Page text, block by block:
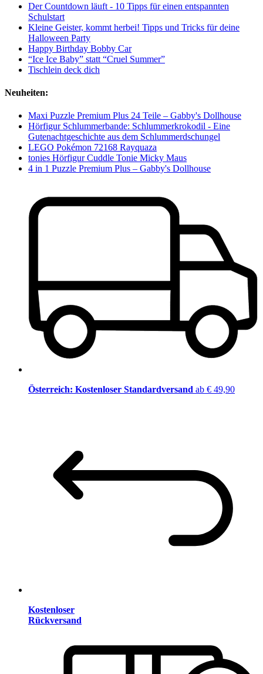
Der Countdown läuft - 10 Tipps für einen entspannten
Schulstart
Kleine Geister, kommt herbei! Tipps und Tricks für deine
Halloween Party
Happy Birthday Bobby Car
“Ice Ice Baby” statt “Cruel Summer”
Tischlein deck dich
Neuheiten:
Maxi Puzzle Premium Plus 24 Teile – Gabby's Dollhouse
Hörfigur Schlummerbande: Schlummerkrokodil - Eine
Gutenachtgeschichte aus dem Schlummerdschungel
LEGO Pokémon 72168 Rayquaza
tonies Hörfigur Cuddle Tonie Micky Maus
4 in 1 Puzzle Premium Plus – Gabby's Dollhouse
Österreich: Kostenloser Standardversand ab € 49,90
Kostenloser
Rückversand